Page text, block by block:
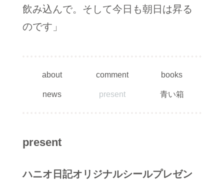
飲み込んで。そして今日も朝日は昇る
のです」
about comment books
news present 青い箱
present
ハニオ日記オリジナルシールプレゼン